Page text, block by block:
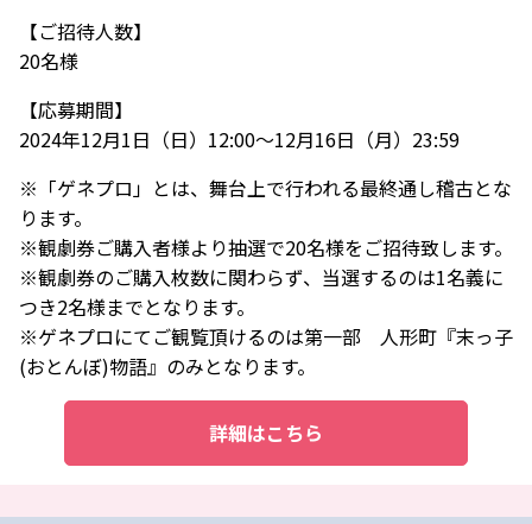
【ご招待人数】
20名様
【応募期間】
2024年12月1日（日）12:00～12月16日（月）23:59
※「ゲネプロ」とは、舞台上で行われる最終通し稽古とな
ります。
※観劇券ご購入者様より抽選で20名様をご招待致します。
※観劇券のご購入枚数に関わらず、当選するのは1名義に
つき2名様までとなります。
※ゲネプロにてご観覧頂けるのは第一部 人形町『末っ子
(おとんぼ)物語』のみとなります。
詳細はこちら